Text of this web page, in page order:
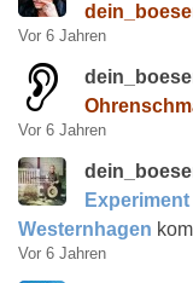
Vor 6 Jahren
Vor 6 Jahren
Westernhagen
Vor 6 Jahren